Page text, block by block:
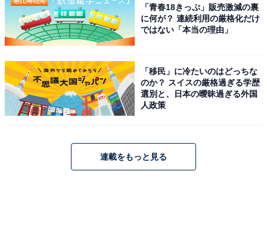
「ふれあい広場」には大型複合遊具「ビッグキャニオ
ン」（※老朽化によりビッグキャニオン以外の遊具は撤
で子どもたちが思いっきり遊べます。敷地内では杏（あ
んず）を無農薬栽培しており、例年5月中旬〜6月上旬に
収穫・直売所での販売を行っています。
物産館「あぷりぃ」では菊鹿町で採れた新鮮な野菜・果
物・あんず菓子などのお土産品が並びます。「伝承工芸
「青春18きっぷ」販売激減の裏
に何が？ 連続利用の厳格化だけ
ではない「本当の理由」
「移民」に冷たいのはどっちな
のか？ スイスの厳格過ぎる学歴
選別と、日本の曖昧過ぎる外国
人政策
連載をもっと見る